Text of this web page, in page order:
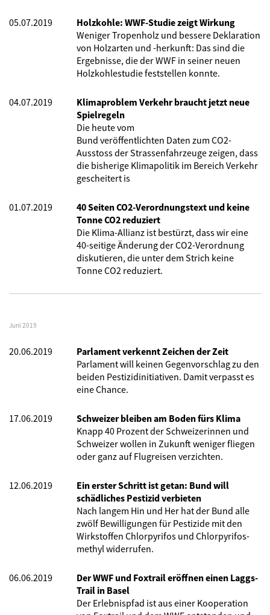
05.07.2019
Holzkohle: WWF-Studie zeigt Wirkung
Weniger Tropenholz und bessere Deklaration
von Holzarten und -herkunft: Das sind die
Ergebnisse, die der WWF in seiner neuen
Holzkohlestudie feststellen konnte.
04.07.2019
Klimaproblem Verkehr braucht jetzt neue
Spielregeln
Die heute vom
Bund veröffentlichten Daten zum CO2-
Ausstoss der Strassenfahrzeuge zeigen, dass
die bisherige Klimapolitik im Bereich Verkehr
gescheitert is
01.07.2019
40 Seiten CO2-Verordnungstext und keine
Tonne CO2 reduziert
Die Klima-Allianz ist bestürzt, dass wir eine
40-seitige Änderung der CO2-Verordnung
diskutieren, die unter dem Strich keine
Tonne CO2 reduziert.
Juni 2019
20.06.2019
Parlament verkennt Zeichen der Zeit
Parlament will keinen Gegenvorschlag zu den
beiden Pestizidinitiativen. Damit verpasst es
eine Chance.
17.06.2019
Schweizer bleiben am Boden fürs Klima
Knapp 40 Prozent der Schweizerinnen und
Schweizer wollen in Zukunft weniger fliegen
oder ganz auf Flugreisen verzichten.
12.06.2019
Ein erster Schritt ist getan: Bund will
schädliches Pestizid verbieten
Nach langem Hin und Her hat der Bund alle
zwölf Bewilligungen für Pestizide mit den
Wirkstoffen Chlorpyrifos und Chlorpyrifos-
methyl widerrufen.
06.06.2019
Der WWF und Foxtrail eröffnen einen Laggs-
Trail in Basel
Der Erlebnispfad ist aus einer Kooperation